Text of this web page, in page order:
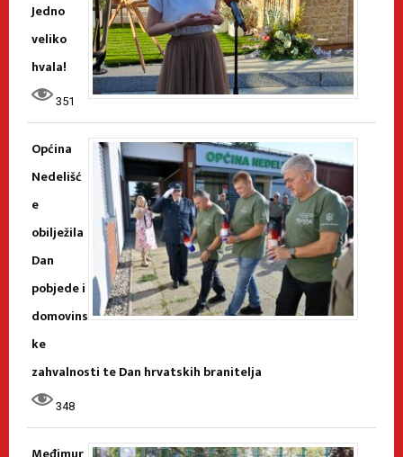
Jedno
veliko
hvala!
351
Općina
Nedelišć
e
obilježila
Dan
pobjede i
domovins
ke
zahvalnosti te Dan hrvatskih branitelja
348